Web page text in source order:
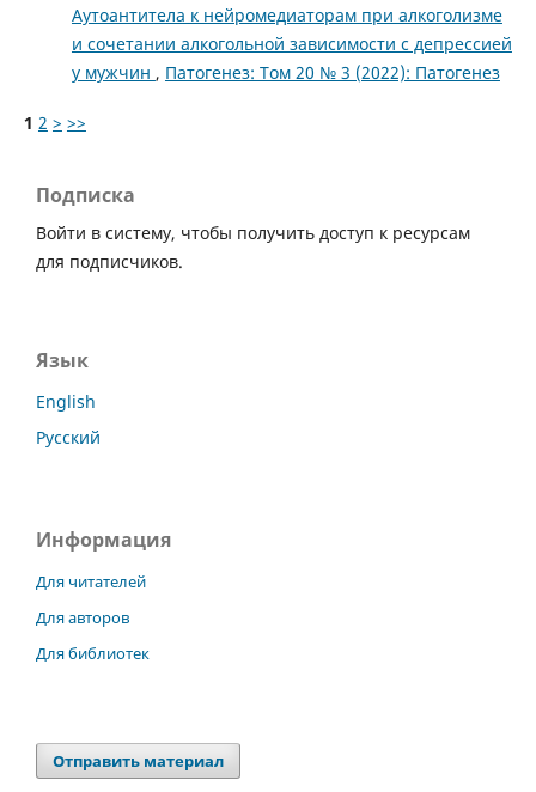
Аутоантитела к нейромедиаторам при алкоголизме
и сочетании алкогольной зависимости с депрессией
у мужчин , Патогенез: Том 20 № 3 (2022): Патогенез
1 2 > >>
Подписка
Войти в систему, чтобы получить доступ к ресурсам
для подписчиков.
Язык
English
Русский
Информация
Для читателей
Для авторов
Для библиотек
Отправить материал